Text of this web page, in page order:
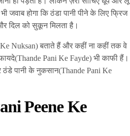
होगा कि ठंडा पानी पीने के लिए फ्रिज
दिल को सुकून मिलता है।
Nuksan) बताते हैं और कहीं ना कहीं तक वे
Pani Ke Fayde) भी काफी हैं।
पानी के नुकसान(Thande Pani Ke
Peene Ke